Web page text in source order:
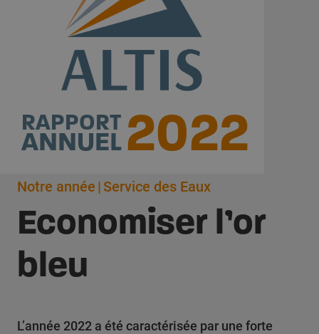
2022
RAPPORT
ANNUEL
Notre année Service des Eaux
Economiser l’or
bleu
L’année 2022 a été caractérisée par une forte